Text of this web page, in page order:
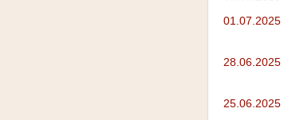
01.07.2025
28.06.2025
25.06.2025